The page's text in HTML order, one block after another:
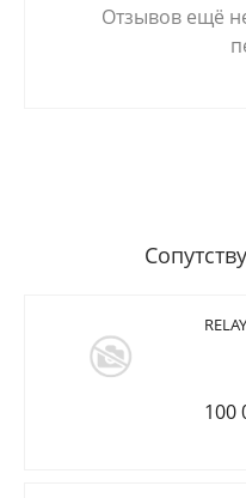
Отзывов ещё
100